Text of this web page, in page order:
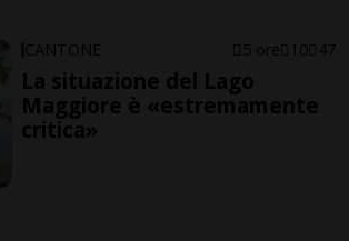
CANTONE 5 ore 10 47
La situazione del Lago
Maggiore è «estremamente
critica»